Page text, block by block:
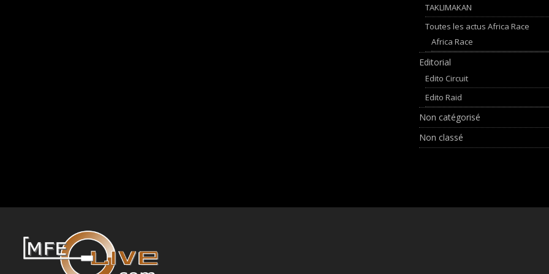
TAKLIMAKAN
Toutes les actus Africa Race
Africa Race
Editorial
Edito Circuit
Edito Raid
Non catégorisé
Non classé